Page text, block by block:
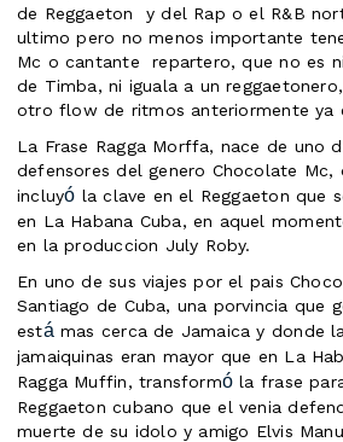
de Reggaeton y del Rap o el R&B
ultimo pero no menos importante
Mc o cantante repartero, que no es
de Timba, ni iguala a un
otro flow de ritmos anteriormente ya
La Frase Ragga Morffa, nace de uno
defensores del genero Chocolate Mc,
incluyó la clave en el Reggaeton que
en La Habana Cuba, en aquel
en la produccion July Roby.
En uno de sus viajes por el pais
Santiago de Cuba, una porvincia que
está mas cerca de Jamaica y donde
jamaiquinas eran mayor que en La
Ragga Muffin, transformó la frase
Reggaeton cubano que el venia
muerte de su idolo y amigo Elvis